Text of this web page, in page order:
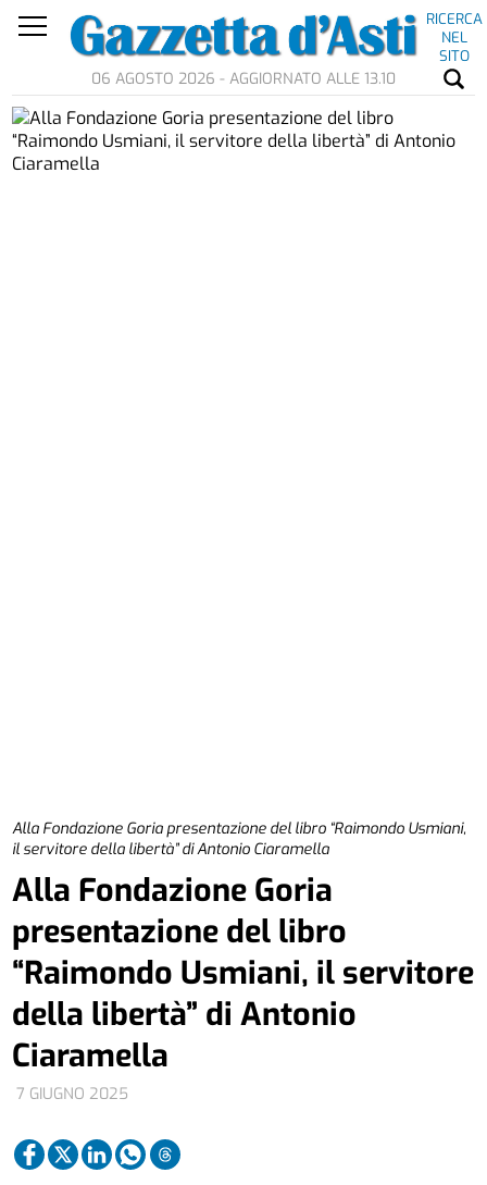
RICERCA
NEL
SITO
06 AGOSTO 2026 - AGGIORNATO ALLE 13.10
Alla Fondazione Goria presentazione del libro “Raimondo Usmiani,
il servitore della libertà” di Antonio Ciaramella
7 GIUGNO 2025
Alla Fondazione Goria
presentazione del libro
“Raimondo Usmiani, il servitore
della libertà” di Antonio
Ciaramella